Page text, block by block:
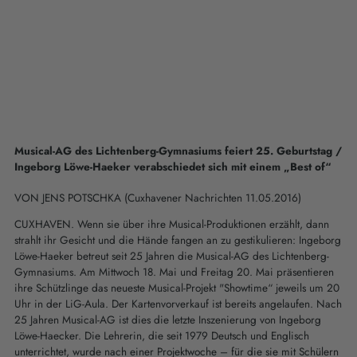
Musical-AG des Lichtenberg-Gymnasiums feiert 25. Geburtstag /
Ingeborg Löwe-Haeker verabschiedet sich mit einem „Best of“
VON JENS POTSCHKA (Cuxhavener Nachrichten 11.05.2016)
CUXHAVEN. Wenn sie über ihre Musical-Produktionen erzählt, dann
strahlt ihr Gesicht und die Hände fangen an zu gestikulieren: Ingeborg
Löwe-Haeker betreut seit 25 Jahren die Musical-AG des Lichtenberg-
Gymnasiums. Am Mittwoch 18. Mai und Freitag 20. Mai präsentieren
ihre Schützlinge das neueste Musical-Projekt "Showtime“ jeweils um 20
Uhr in der LiG-Aula. Der Kartenvorverkauf ist bereits angelaufen. Nach
25 Jahren Musical-AG ist dies die letzte Inszenierung von Ingeborg
Löwe-Haecker. Die Lehrerin, die seit 1979 Deutsch und Englisch
unterrichtet, wurde nach einer Projektwoche – für die sie mit Schülern